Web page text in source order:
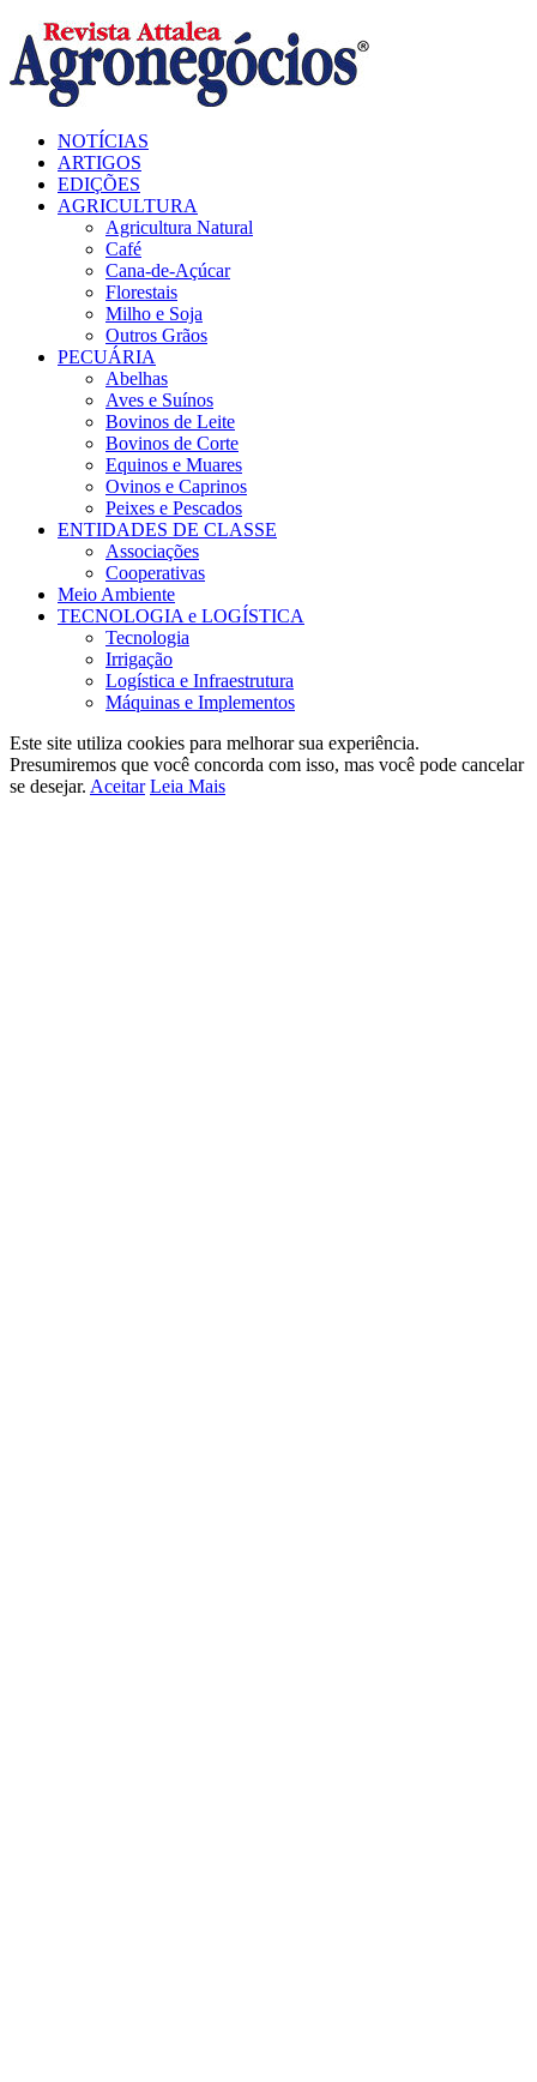
NOTÍCIAS
ARTIGOS
EDIÇÕES
AGRICULTURA
Agricultura Natural
Café
Cana-de-Açúcar
Florestais
Milho e Soja
Outros Grãos
PECUÁRIA
Abelhas
Aves e Suínos
Bovinos de Leite
Bovinos de Corte
Equinos e Muares
Ovinos e Caprinos
Peixes e Pescados
ENTIDADES DE CLASSE
Associações
Cooperativas
Meio Ambiente
TECNOLOGIA e LOGÍSTICA
Tecnologia
Irrigação
Logística e Infraestrutura
Máquinas e Implementos
Este site utiliza cookies para melhorar sua experiência.
Presumiremos que você concorda com isso, mas você pode cancelar
se desejar. Aceitar Leia Mais